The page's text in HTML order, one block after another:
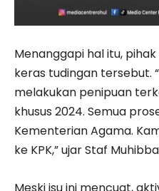
Menanggapi hal itu,
keras tudingan tersebut.
melakukan penipuan
khusus 2024. Semua
Kementerian Agama.
ke KPK,” ujar Staf
Meski isu ini mencuat,